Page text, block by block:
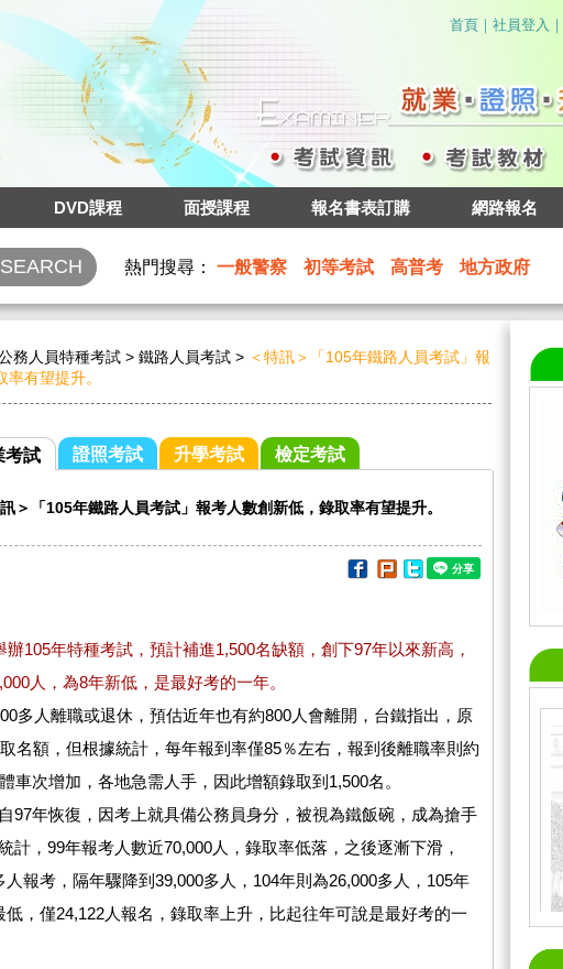
首頁 ｜ 社員登入 ｜
DVD課程 面授課程 報名書表訂購 網路報名
熱門搜尋： 一般警察 初等考試 高普考 地方政府
務人員特種考試 > 鐵路人員考試 > ＜特訊＞「105年鐵路人員考試」報
有望提升。
考試 證照考試 升學考試 檢定考試
＞「105年鐵路人員考試」報考人數創新低，錄取率有望提升。
辦105年特種考試，預計補進1,500名缺額，創下97年以來新高，
人，為8年新低，是最好考的一年。
人離職或退休，預估近年也有約800人會離開，台鐵指出，原
名額，但根據統計，每年報到率僅85％左右，報到後離職率則約
車次增加，各地急需人手，因此增額錄取到1,500名。
年恢復，因考上就具備公務員身分，被視為鐵飯碗，成為搶手
計，99年報考人數近70,000人，錄取率低落，之後逐漸下滑，
人報考，隔年驟降到39,000多人，104年則為26,000多人，105年
低，僅24,122人報名，錄取率上升，比起往年可說是最好考的一